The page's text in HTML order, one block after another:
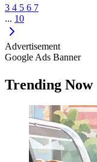
3 4 5 6 7
... 10
Advertisement
Google Ads Banner
Trending Now